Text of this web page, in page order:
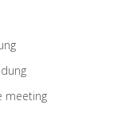
meeting